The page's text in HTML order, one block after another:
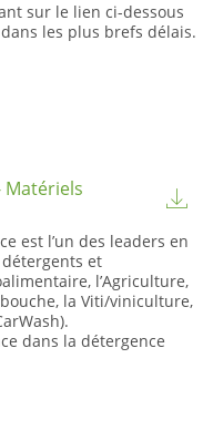
sur le lien ci-dessous
les plus brefs délais.
Matériels
est l’un des leaders en
et
l’Agriculture,
la Viti/viniculture,
dans la détergence
large gamme de
de désinfection.